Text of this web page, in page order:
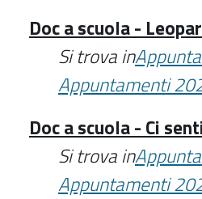
Doc a scuola -
Si trova in
Appuntamenti
Doc a scuola - Ci
Si trova in
Appuntamenti